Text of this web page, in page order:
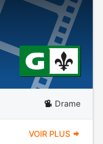
Drame
VOIR PLUS